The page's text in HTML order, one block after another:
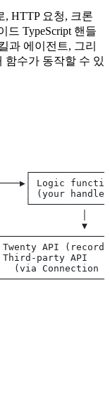
, HTTP 요청, 크론
드 TypeScript 핸들
과 에이전트, 그리
함수가 동작할 수 있
Logic
│ (your
│
▼
API
party API
(via Connection